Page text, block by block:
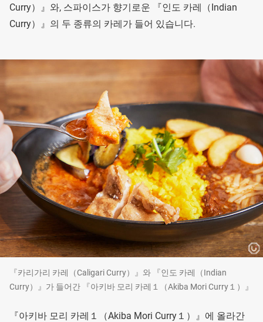
Curry）』와, 스파이스가 향기로운 『인도 카레（Indian
Curry）』의 두 종류의 카레가 들어 있습니다.
『카리가리 카레（Caligari Curry）』와 『인도 카레（Indian
Curry）』가 들어간 『아키바 모리 카레１（Akiba Mori Curry１）』
『아키바 모리 카레１（Akiba Mori Curry１）』에 올라간